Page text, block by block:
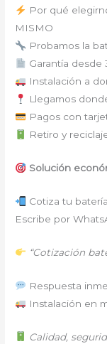
Por qué
MISMO
Probamos la
Garantía desde
Instalación a
Llegamos
Pagos con
Retiro y
Solución
Cotiza tu
Escribe por
“Cotización
Respuesta
Instalación en
Calidad,